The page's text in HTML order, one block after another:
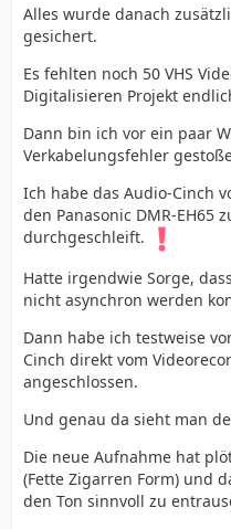
Alles wurde danach
gesichert.
Es fehlten noch 50 VHS
Digitalisieren Projekt
Dann bin ich vor ein paar
Verkabelungsfehler
Ich habe das Audio-Cinch
den Panasonic DMR-EH65
durchgeschleift.
Hatte irgendwie Sorge,
nicht asynchron werden
Dann habe ich testweise
Cinch direkt vom
angeschlossen.
Und genau da sieht man
Die neue Aufnahme hat
(Fette Zigarren Form) und
den Ton sinnvoll zu